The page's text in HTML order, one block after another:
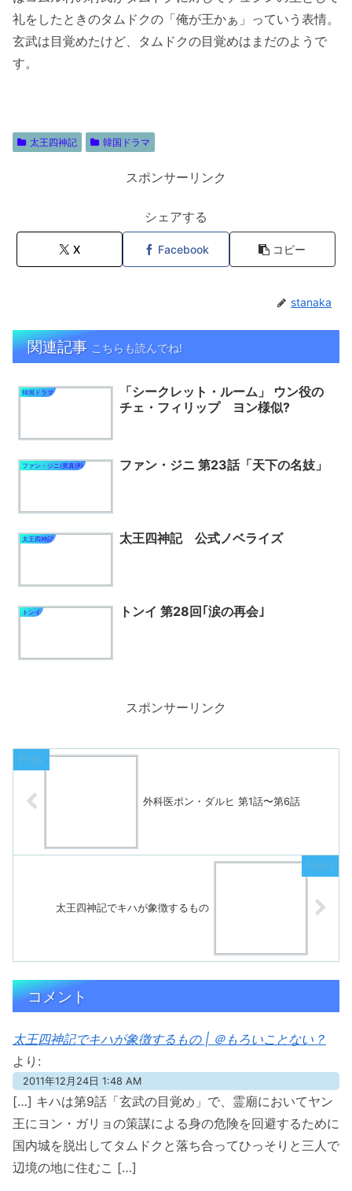
礼をしたときのタムドクの「俺が王かぁ」っていう表情。
玄武は目覚めたけど、タムドクの目覚めはまだのようで
す。
太王四神記 韓国ドラマ
スポンサーリンク
シェアする
X Facebook コピー
stanaka
関連記事 こちらも読んでね!
韓国ドラマ
「シークレット・ルーム」 ウン役の
チェ・フィリップ ヨン様似?
ファン・ジニ(黄真伊) ファン・ジニ 第23話「天下の名妓」
太王四神記 太王四神記 公式ノベライズ
トンイ トンイ 第28回｢涙の再会｣
スポンサーリンク
外科医ポン・ダルヒ 第1話〜第6話
太王四神記でキハが象徴するもの
コメント
太王四神記でキハが象徴するもの | ＠もろいことない？
より:
2011年12月24日 1:48 AM
[…] キハは第9話「玄武の目覚め」で、霊廟においてヤン
王にヨン・ガリョの策謀による身の危険を回避するために
国内城を脱出してタムドクと落ち合ってひっそりと三人で
辺境の地に住むこ […]